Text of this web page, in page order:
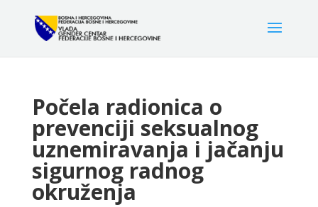
Počela radionica o
prevenciji seksualnog
uznemiravanja i jačanju
sigurnog radnog
okruženja